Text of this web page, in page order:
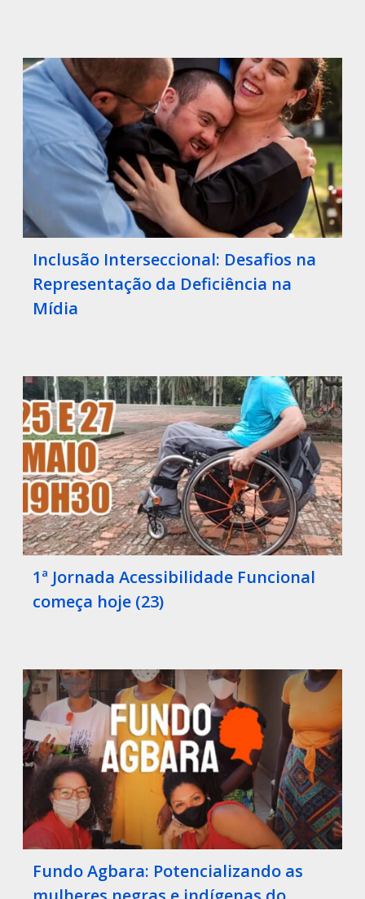
Inclusão Interseccional: Desafios na
Representação da Deficiência na
Mídia
1ª Jornada Acessibilidade Funcional
começa hoje (23)
Fundo Agbara: Potencializando as